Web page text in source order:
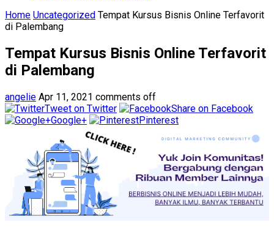
Home Uncategorized Tempat Kursus Bisnis Online Terfavorit
di Palembang
Tempat Kursus Bisnis Online Terfavorit
di Palembang
angelie Apr 11, 2021 comments off
Tweet on Twitter
Share on Facebook
Google+
Pinterest